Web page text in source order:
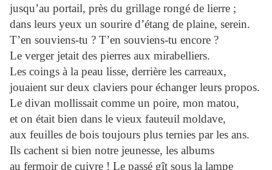
jusqu’au portail, près du grillage rongé de lierre ;
dans leurs yeux un sourire d’étang de plaine, serein.
T’en souviens-tu ? T’en souviens-tu encore ?
Le verger jetait des pierres aux mirabelliers.
Les coings à la peau lisse, derrière les carreaux,
jouaient sur deux claviers pour échanger leurs propos.
Le divan mollissait comme un poire, mon matou,
et on était bien dans le vieux fauteuil moldave,
aux feuilles de bois toujours plus ternies par les ans.
Ils cachent si bien notre jeunesse, les albums
au fermoir de cuivre ! Le passé gît sous la lampe